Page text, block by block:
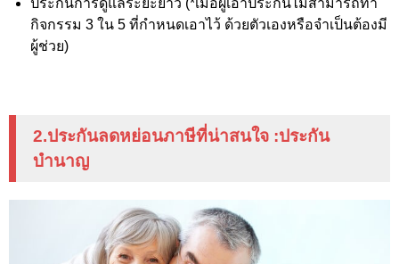
กิจกรรม 3 ใน 5 ที่กำหนดเอาไว้ ด้วยตัวเองหรือจำเป็นต้องมี
ผู้ช่วย)
2.ประกันลดหย่อนภาษีที่น่าสนใจ :ประกัน
บำนาญ